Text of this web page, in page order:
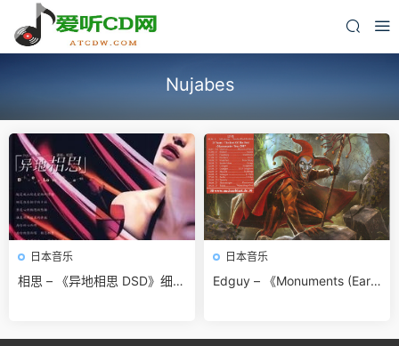
Nujabes
日本音乐
相思 – 《异地相思 DSD》细腻
日本音乐
Edguy – 《Monuments (Earb